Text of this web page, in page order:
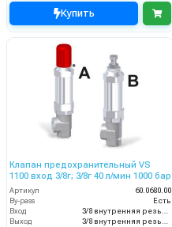
Купить
Клапан предохранительный VS
1100 вход 3/8г; 3/8г 40 л/мин 1000 бар
Артикул
60.0680.00
By-pass
Есть
Вход
3/8 внутренняя резьба
Выход
3/8 внутренняя резьба